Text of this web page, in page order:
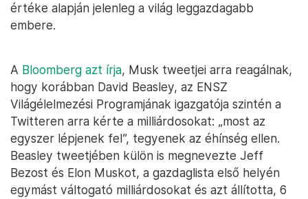
értéke alapján jelenleg a világ leggazdagabb
embere.
A Bloomberg azt írja, Musk tweetjei arra reagálnak,
hogy korábban David Beasley, az ENSZ
Világélelmezési Programjának igazgatója szintén a
Twitteren arra kérte a milliárdosokat: „most az
egyszer lépjenek fel”, tegyenek az éhínség ellen.
Beasley tweetjében külön is megnevezte Jeff
Bezost és Elon Muskot, a gazdaglista első helyén
egymást váltogató milliárdosokat és azt állította, 6